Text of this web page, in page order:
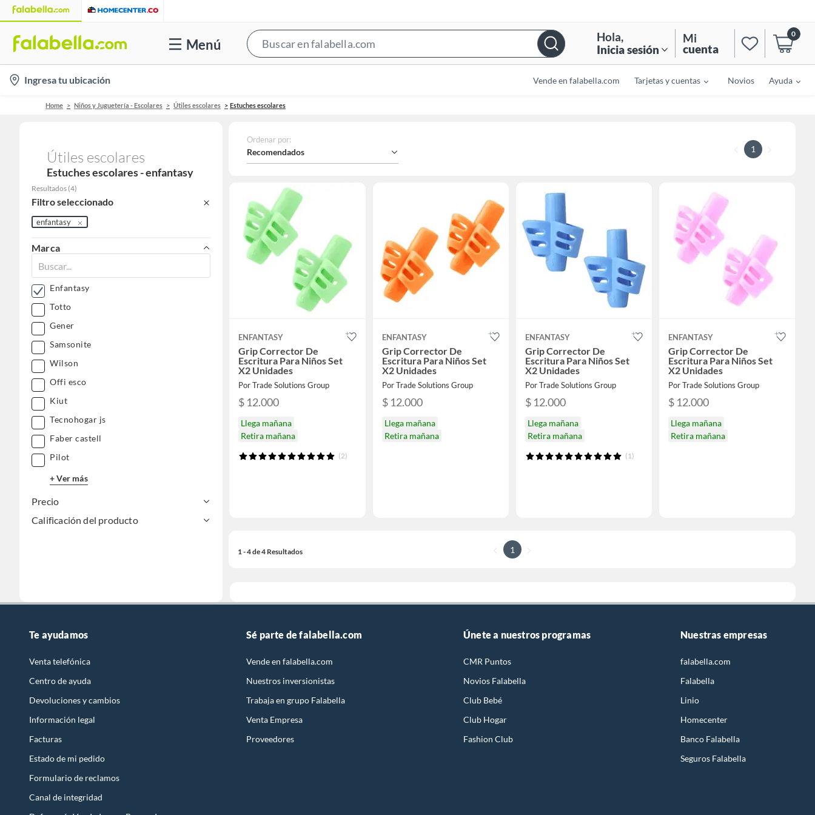
Menú
Bar
Hola,
Inicia sesión
Mi
cuenta
0
location-
icon
Ingresa tu ubicación Vende en falabella.com Tarjetas y cuentas Novios Ayuda
Home Niños y Juguetería - Escolares Útiles escolares Estuches escolares
Útiles escolares
Estuches escolares - enfantasy
Resultados (4)
Filtro seleccionado
enfantasy
Marca
Enfantasy
Totto
Gener
Samsonite
Wilson
Offi esco
Kiut
Tecnohogar js
Faber castell
Pilot
+ Ver más
Precio
Calificación del producto
Ordenar por:
Recomendados 1
ENFANTASY
Grip Corrector De
Escritura Para Niños Set
X2 Unidades
Por Trade Solutions Group
$ 12.000
Llega mañana
Retira mañana
(2)
ENFANTASY
Grip Corrector De
Escritura Para Niños Set
X2 Unidades
Por Trade Solutions Group
$ 12.000
Llega mañana
Retira mañana
ENFANTASY
Grip Corrector De
Escritura Para Niños Set
X2 Unidades
Por Trade Solutions Group
$ 12.000
Llega mañana
Retira mañana
(1)
ENFANTASY
Grip Corrector De
Escritura Para Niños Set
X2 Unidades
Por Trade Solutions Group
$ 12.000
Llega mañana
Retira mañana
1 - 4 de 4 Resultados 1
Te ayudamos
Venta telefónica
Centro de ayuda
Devoluciones y cambios
Información legal
Facturas
Estado de mi pedido
Formulario de reclamos
Canal de integridad
Sé parte de falabella.com
Vende en falabella.com
Nuestros inversionistas
Trabaja en grupo Falabella
Venta Empresa
Proveedores
Únete a nuestros programas
CMR Puntos
Novios Falabella
Club Bebé
Club Hogar
Fashion Club
Nuestras empresas
falabella.com
Falabella
Linio
Homecenter
Banco Falabella
Seguros Falabella